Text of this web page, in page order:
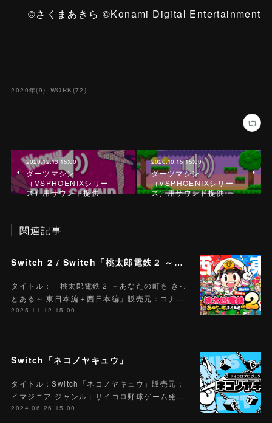
©さくまあきら ©Konami Digital Entertainment
2020年(9) WORK(72 )
2020.12.13 15:00
ダーツマシン
（VSPHOENIXシリー
ズ）用サウンド提供
2020.10.15 15:00
ダーツマシン
（VSPHOENIXシリー
ズ）用サウンド提供
関連記事
Switch 2 / Switch「桃太郎電鉄２ ～あなたの町も きっとある～ 東日本編＋西日本編」
タイトル：「桃太郎電鉄２ ～あなたの町も きっ
とある～ 東日本編＋西日本編」販売元：コナ…
2025.11.12 15:00
Switch「ネコノヤキュウ」
タイトル：Switch「ネコノヤキュウ」販売元：
イマジニア ジャンル：サイコロ野球ゲーム発…
2024.06.26 15:00